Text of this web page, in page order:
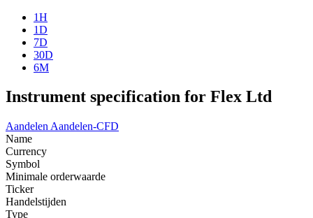
1H
1D
7D
30D
6M
Instrument specification for Flex Ltd
Aandelen Aandelen-CFD
Name
Currency
Symbol
Minimale orderwaarde
Ticker
Handelstijden
Type